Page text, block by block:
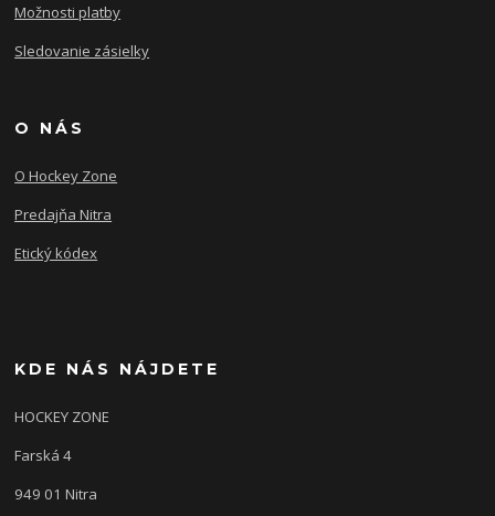
Možnosti platby
Sledovanie zásielky
O NÁS
O Hockey Zone
Predajňa Nitra
Etický kódex
KDE NÁS NÁJDETE
HOCKEY ZONE
Farská 4
949 01 Nitra